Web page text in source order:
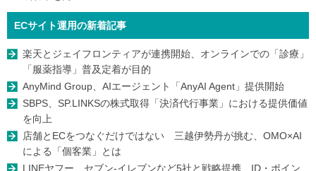
ECサイト運用の新着記事
楽天とジェイフロンティアが連携開始、オンラインでの「診療」
「服薬指導」普及定着が目的
AnyMind Group、AIエージェント「AnyAI Agent」提供開始
SBPS、SP.LINKSの株式取得「決済代行事業」における提供価値
を向上
店舗とECをつなぐだけではない 三越伊勢丹が挑む、OMO×AI
による「個客業」とは
LINEヤフー、セブン-イレブンなど5社と戦略提携 ID・ポイン